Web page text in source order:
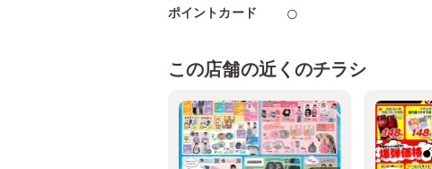
ポイントカード ○
この店舗の近くのチラシ